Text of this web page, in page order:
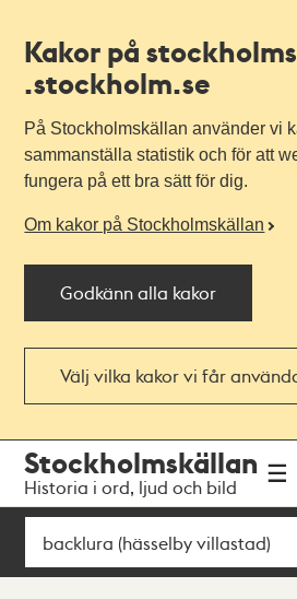
Kakor på
.stockholm.se
På Stockholmskällan använder vi
sammanställa statistik och för att
fungera på ett bra sätt för dig.
Om kakor på Stockholmskällan
Godkänn alla kakor
Välj vilka kakor vi får
navigationen
huvudinnehållet
Stockholmskällan
Historia i ord, ljud och bild
Sök